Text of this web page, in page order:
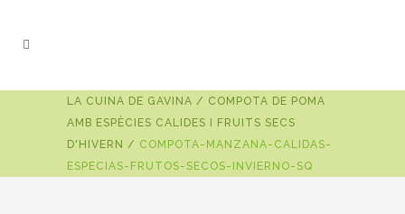
LA CUINA DE GAVINA / COMPOTA DE POMA
AMB ESPÈCIES CALIDES I FRUITS SECS
D'HIVERN / COMPOTA-MANZANA-CALIDAS-
ESPECIAS-FRUTOS-SECOS-INVIERNO-SQ